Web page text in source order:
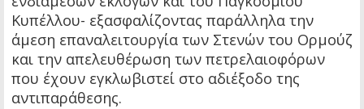
Κυπέλλου- εξασφαλίζοντας παράλληλα την
άμεση επαναλειτουργία των Στενών του Ορμούζ
και την απελευθέρωση των πετρελαιοφόρων
που έχουν εγκλωβιστεί στο αδιέξοδο της
αντιπαράθεσης.